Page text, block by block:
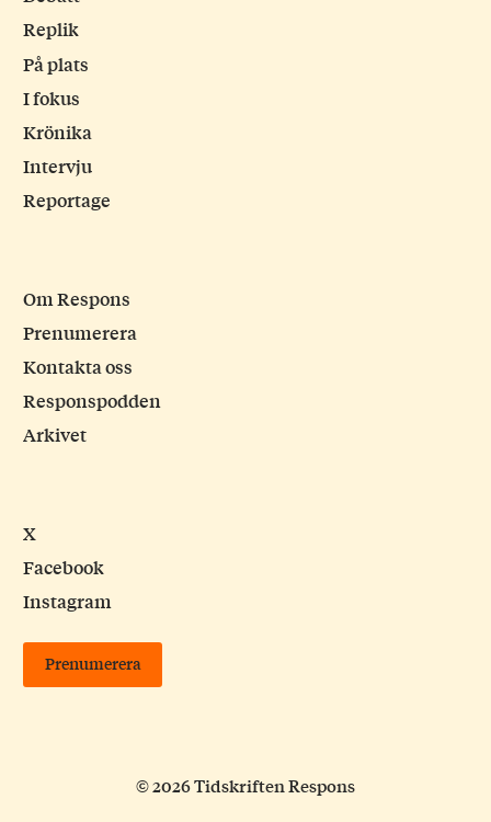
Replik
På plats
I fokus
Krönika
Intervju
Reportage
Om Respons
Prenumerera
Kontakta oss
Responspodden
Arkivet
X
Facebook
Instagram
Prenumerera
© 2026 Tidskriften Respons